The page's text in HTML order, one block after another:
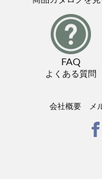
FAQ
よくある質問
会社概要 メ